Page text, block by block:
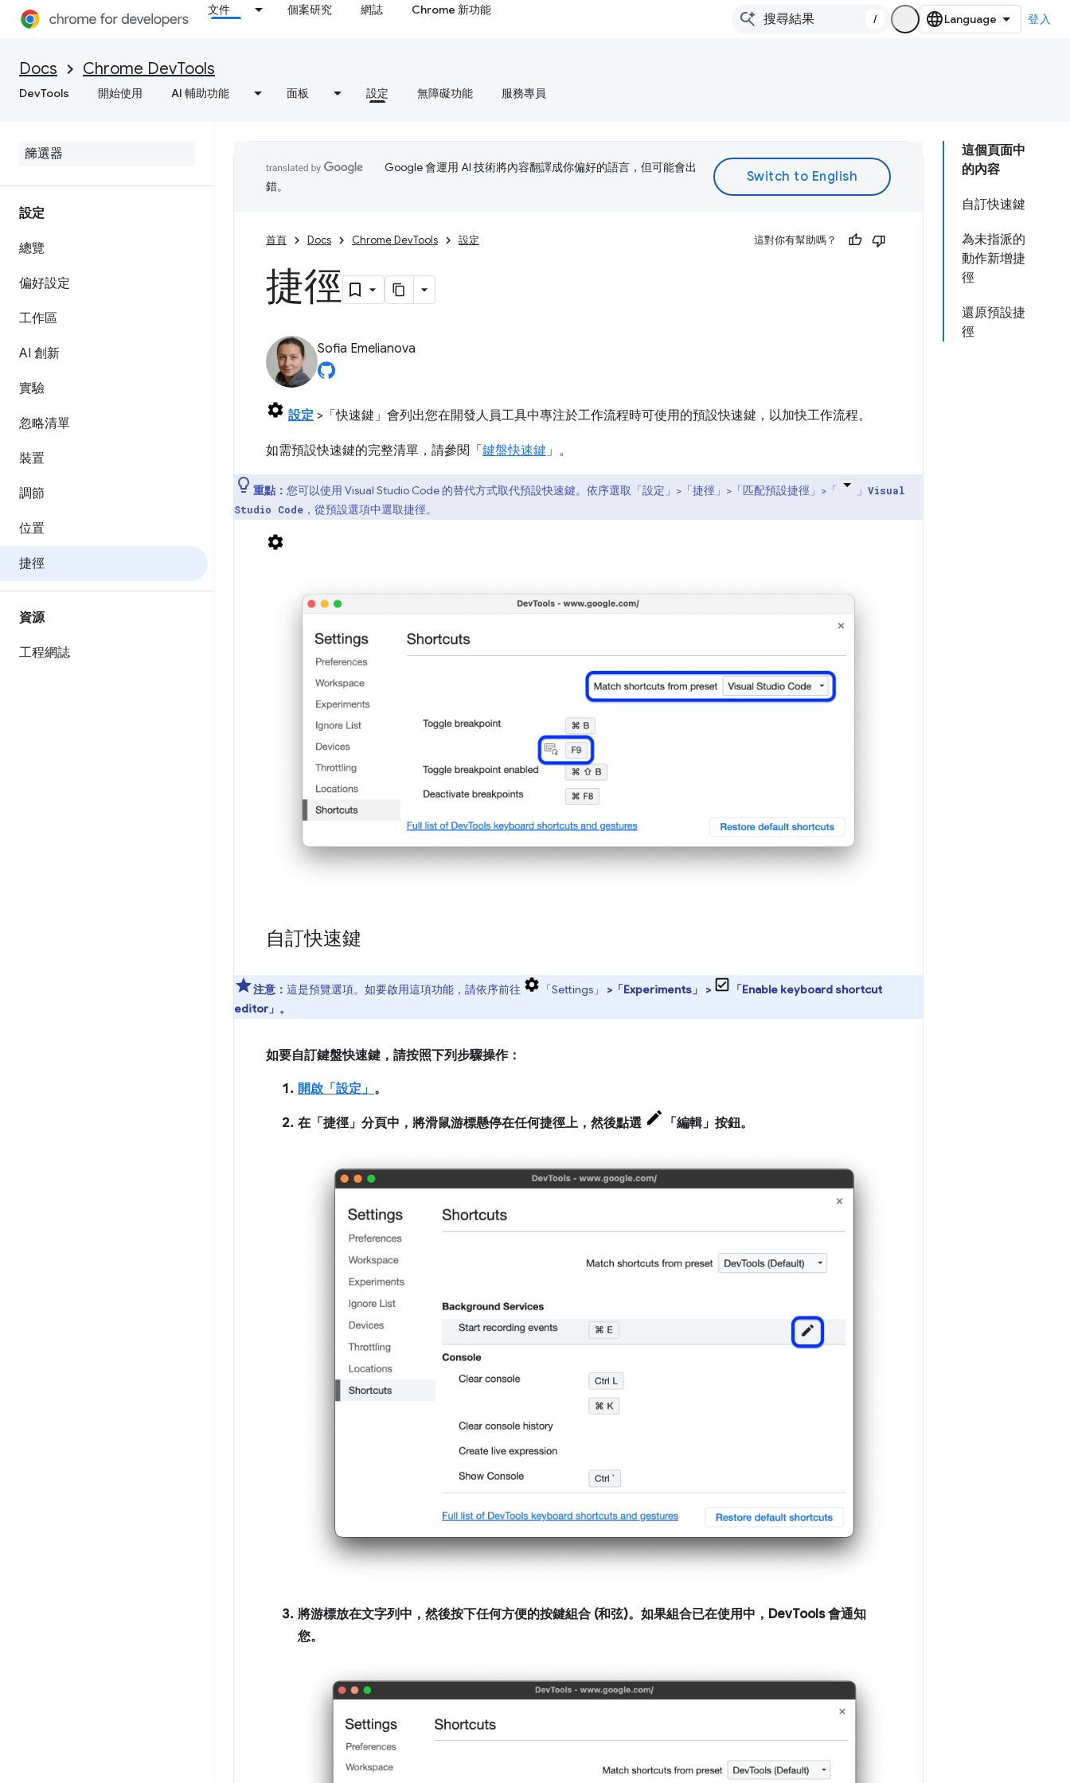
文件 個案研究 網誌 Chrome 新功能
/ 登入
Docs Chrome DevTools
DevTools 開始使用 AI 輔助功能 面板 設定 無障礙功能 服務專員
設定
總覽
偏好設定
工作區
AI 創新
實驗
忽略清單
裝置
調節
位置
捷徑
資源
工程網誌
這個頁面中
的內容
自訂快速鍵
為未指派的
動作新增捷
徑
還原預設捷
徑
Google 會運用 AI 技術將內容翻譯成你偏好的語言，但可能會出
錯。
首頁 Docs Chrome DevTools 設定 這對你有幫助嗎？
捷徑
Sofia Emelianova
設定 >「快速鍵」 會列出您在開發人員工具中專注於工作流程時可使用的預設快速鍵，以加快工作流程。
如需預設快速鍵的完整清單，請參閱「 鍵盤快速鍵」。
重點： 您可以使用 Visual Studio Code 的替代方式取代預設快速鍵。依序選取「設定」 >「捷徑」 >「匹配預設捷徑」 >「 」 Visual
Studio Code ，從預設選項中選取捷徑。
自訂快速鍵
注意： 這是預覽選項。如要啟用這項功能，請依序前往 「Settings」 >「Experiments」 >
「Enable keyboard shortcut
editor」 。
如要自訂鍵盤快速鍵，請按照下列步驟操作：
開啟「設定」 。
在「捷徑」 分頁中，將滑鼠游標懸停在任何捷徑上，然後點選 「編輯」 按鈕。
將游標放在文字列中，然後按下任何方便的按鍵組合 (和弦)。如果組合已在使用中，DevTools 會通知
您。